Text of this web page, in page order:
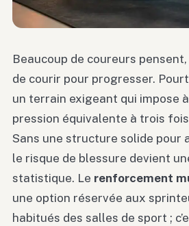
Beaucoup de coureurs
de courir pour progresser.
un terrain exigeant qui impose
pression équivalente à trois
Sans une structure solide pour
le risque de blessure devient
statistique. Le renforcement
une option réservée aux
habitués des salles de sport ;